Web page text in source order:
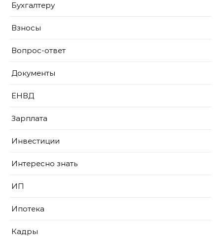
Бухгалтеру
Взносы
Вопрос-ответ
Документы
ЕНВД
Зарплата
Инвестиции
Интересно знать
ИП
Ипотека
Кадры